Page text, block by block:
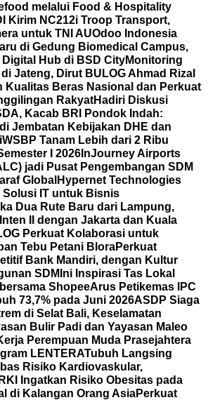
melalui Food & Hospitality
Kirim NC212i Troop Transport,
untuk TNI AUOdoo Indonesia
di Gedung Biomedical Campus,
Hub di BSD CityMonitoring
Jateng, Dirut BULOG Ahmad Rizal
Kualitas Beras Nasional dan Perkuat
RakyatHadiri Diskusi
Kacab BRI Pondok Indah:
Jembatan Kebijakan DHE dan
WSBP Tanam Lebih dari 2 Ribu
I 2026 InJourney Airports
jadi Pusat Pengembangan SDM
Global Hypernet Technologies
Solusi IT untuk Bisnis
Dua Rute Baru dari Lampung,
II dengan Jakarta dan Kuala
Perkuat Kolaborasi untuk
Tebu Petani BloraPerkuat
Bank Mandiri, dengan Kultur
SDM Ini Inspirasi Tas Lokal
ShopeeArus Petikemas IPC
73,7% pada Juni 2026ASDP Siaga
di Selat Bali, Keselamatan
Bulir Padi dan Yayasan Maleo
Perempuan Muda Prasejahtera
LENTERATubuh Langsing
Risiko Kardiovaskular,
Ingatkan Risiko Obesitas pada
di Kalangan Orang AsiaPerkuat